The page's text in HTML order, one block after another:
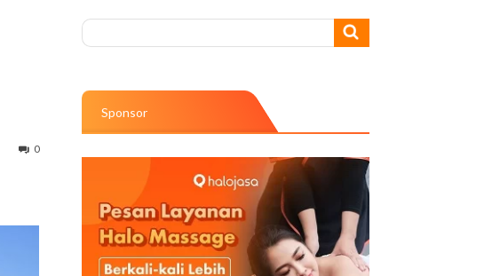
0
Sponsor